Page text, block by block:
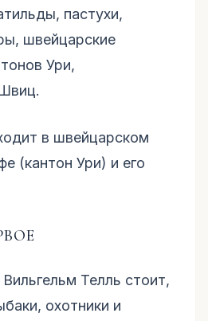
пастухи,
швейцарские
Ури,
в швейцарском
(кантон Ури) и его
Телль стоит,
охотники и